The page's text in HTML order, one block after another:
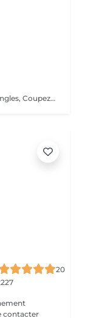
Dissolvant pour nettoyer completement les ongles, Coupez et Modelez les ongles avec une lime, Mouillez les mains quelques minutes pour ramollir les cuticules, Pousses les Cuticules avec batone pour repousser doucement vers l'arrière et coupez les excès, Hydratez les Mains avec crème et les cuticules pour maintenir la peau douce, Appliquez une base transparent pour protéger les ongles. Attendez suffisamment de tempos pour sèche.
20
contacter